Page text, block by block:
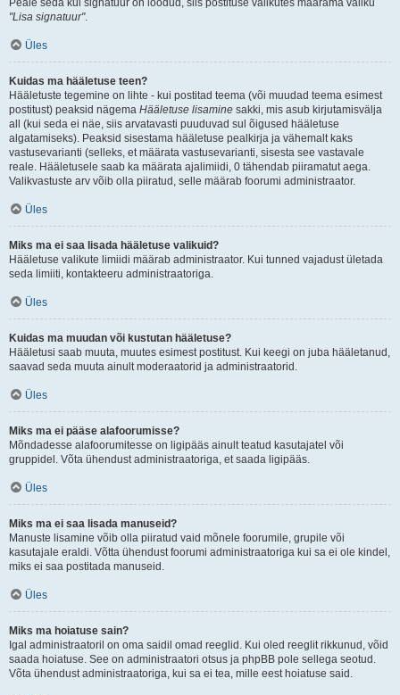
Peale seda kui signatuur on loodud, siis postituse valikutes määrama valiku
"Lisa signatuur".
Üles
Kuidas ma hääletuse teen?
Hääletuste tegemine on lihte - kui postitad teema (või muudad teema esimest
postitust) peaksid nägema Hääletuse lisamine sakki, mis asub kirjutamisvälja
all (kui seda ei näe, siis arvatavasti puuduvad sul õigused hääletuse
algatamiseks). Peaksid sisestama hääletuse pealkirja ja vähemalt kaks
vastusevarianti (selleks, et määrata vastusevarianti, sisesta see vastavale
reale. Hääletusele saab ka määrata ajalimiidi, 0 tähendab piiramatut aega.
Valikvastuste arv võib olla piiratud, selle määrab foorumi administraator.
Üles
Miks ma ei saa lisada hääletuse valikuid?
Hääletuse valikute limiidi määrab administraator. Kui tunned vajadust ületada
seda limiiti, kontakteeru administraatoriga.
Üles
Kuidas ma muudan või kustutan hääletuse?
Hääletusi saab muuta, muutes esimest postitust. Kui keegi on juba hääletanud,
saavad seda muuta ainult moderaatorid ja administraatorid.
Üles
Miks ma ei pääse alafoorumisse?
Mõndadesse alafoorumitesse on ligipääs ainult teatud kasutajatel või
gruppidel. Võta ühendust administraatoriga, et saada ligipääs.
Üles
Miks ma ei saa lisada manuseid?
Manuste lisamine võib olla piiratud vaid mõnele foorumile, grupile või
kasutajale eraldi. Võtta ühendust foorumi administraatoriga kui sa ei ole kindel,
miks ei saa postitada manuseid.
Üles
Miks ma hoiatuse sain?
Igal administraatoril on oma saidil omad reeglid. Kui oled reeglit rikkunud, võid
saada hoiatuse. See on administraatori otsus ja phpBB pole sellega seotud.
Võta ühendust administraatoriga, kui sa ei tea, mille eest hoiatuse said.